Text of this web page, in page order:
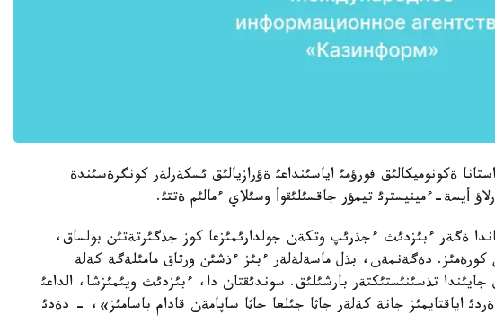
استانادا ءوتئپ جاتقان 6 - استانا ةكونوميكالئق فورؤمئ اياسئنداعئ ةؤرازيالئق ئسكةرلةر كونگرةسئندة
أيسة-ءمينيسترئ تيمؤر جاقسئلئقوأ وسئلاي ءمالئم ةتتئ.
ةگةر ءبئزدئث ءجذرئپ وتكةن جولدارئمئزعا كوز جذگئرتةتئن بولساق،
قالعانئن كورةمئز. دةگةنمةن، بذل ماسةلةلةر ءبئز ءذشئن ورتاق مامئلةگة كةلة
تذسئنئستئكتةر بارشئلئق. سوندئقتان دا، ءبئزدئث ويئمئزشا، الداعئ
اياقتايمئز جانة كةلةر جاثا جئلعا جاثا ساپامةن قادام باسامئز»، - دةدئ